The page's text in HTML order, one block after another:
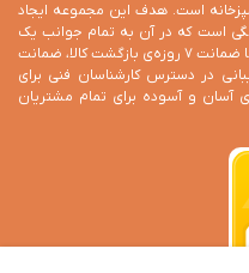
است. هدف این مجموعه ایجاد
است که در آن به تمام جوانب یک
خرید مطمئن توجه شده باشد. در همین راستا ضمانت 7 روزه‌ی بازگشت کالا، ضمانت
در دسترس کارشناسان فنی برای
آسان و آسوده برای تمام مشتریان